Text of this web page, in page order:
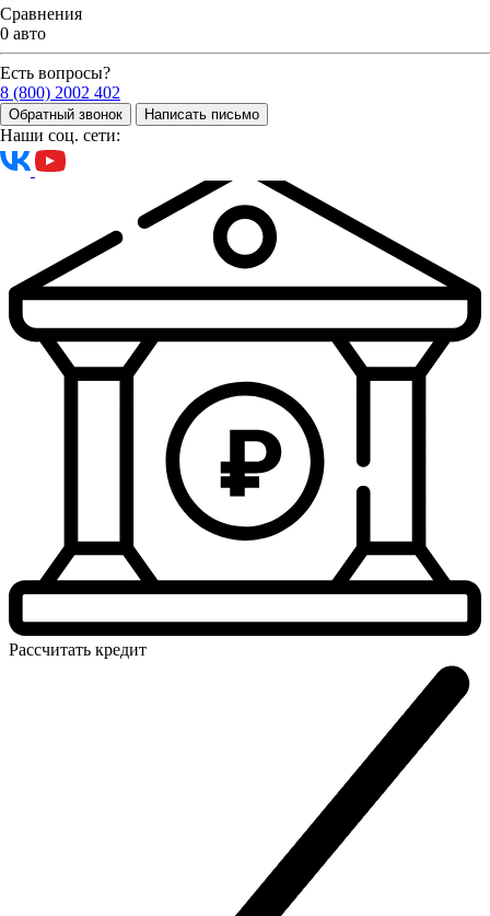
Сравнения
0 авто
Есть вопросы?
8 (800) 2002 402
Обратный звонок Написать письмо
Наши соц. сети:
Рассчитать кредит